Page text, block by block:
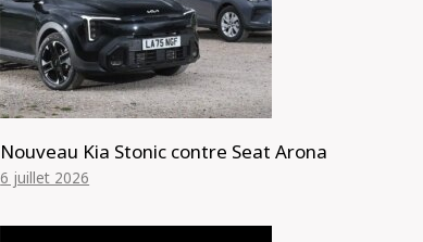
Nouveau Kia Stonic contre Seat Arona
6 juillet 2026